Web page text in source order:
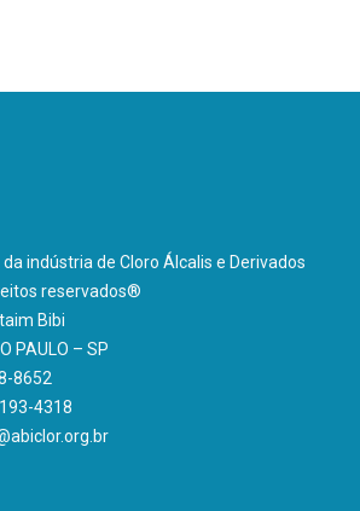
indústria de Cloro Álcalis e Derivados
reservados®
Bibi
PAULO – SP
8652
4318